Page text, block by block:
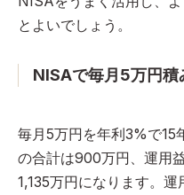
とよいでしょう。
NISAで毎月5万円積
毎月5万円を年利3%で15
の合計は900万円、運用
1,135万円になります。